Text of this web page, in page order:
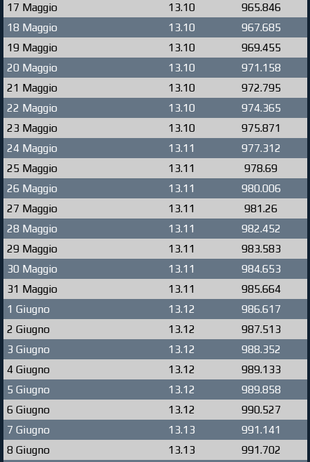
17 Maggio
13.10
965.846
18 Maggio
13.10
967.685
19 Maggio
13.10
969.455
20 Maggio
13.10
971.158
21 Maggio
13.10
972.795
22 Maggio
13.10
974.365
23 Maggio
13.10
975.871
24 Maggio
13.11
977.312
25 Maggio
13.11
978.69
26 Maggio
13.11
980.006
27 Maggio
13.11
981.26
28 Maggio
13.11
982.452
29 Maggio
13.11
983.583
30 Maggio
13.11
984.653
31 Maggio
13.11
985.664
1 Giugno
13.12
986.617
2 Giugno
13.12
987.513
3 Giugno
13.12
988.352
4 Giugno
13.12
989.133
5 Giugno
13.12
989.858
6 Giugno
13.12
990.527
7 Giugno
13.13
991.141
8 Giugno
13.13
991.702